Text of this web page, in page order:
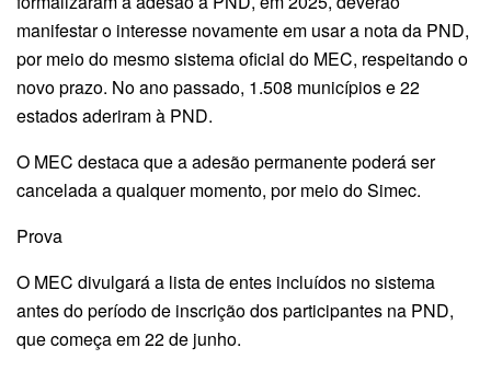
manifestar o interesse novamente em usar a nota da PND,
por meio do mesmo sistema oficial do MEC, respeitando o
novo prazo. No ano passado, 1.508 municípios e 22
estados aderiram à PND.
O MEC destaca que a adesão permanente poderá ser
cancelada a qualquer momento, por meio do Simec.
Prova
O MEC divulgará a lista de entes incluídos no sistema
antes do período de inscrição dos participantes na PND,
que começa em 22 de junho.